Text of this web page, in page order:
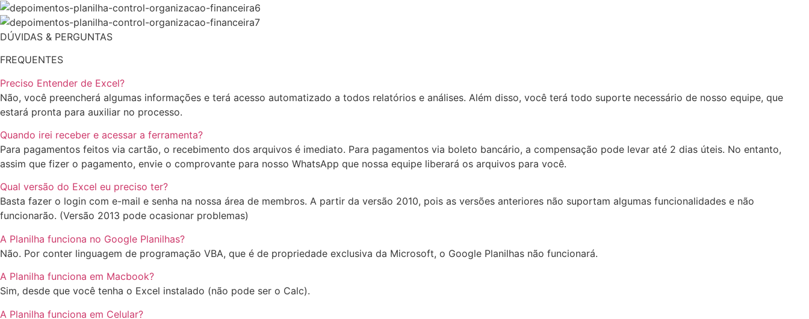
DÚVIDAS & PERGUNTAS
FREQUENTES
Preciso Entender de Excel?
Não, você preencherá algumas informações e terá acesso automatizado a todos relatórios e análises. Além disso, você terá todo suporte necessário de nosso equipe, que
estará pronta para auxiliar no processo.
Quando irei receber e acessar a ferramenta?
Para pagamentos feitos via cartão, o recebimento dos arquivos é imediato. Para pagamentos via boleto bancário, a compensação pode levar até 2 dias úteis. No entanto,
assim que fizer o pagamento, envie o comprovante para nosso WhatsApp que nossa equipe liberará os arquivos para você.
Qual versão do Excel eu preciso ter?
Basta fazer o login com e-mail e senha na nossa área de membros. A partir da versão 2010, pois as versões anteriores não suportam algumas funcionalidades e não
funcionarão. (Versão 2013 pode ocasionar problemas)
A Planilha funciona no Google Planilhas?
Não. Por conter linguagem de programação VBA, que é de propriedade exclusiva da Microsoft, o Google Planilhas não funcionará.
A Planilha funciona em Macbook?
Sim, desde que você tenha o Excel instalado (não pode ser o Calc).
A Planilha funciona em Celular?